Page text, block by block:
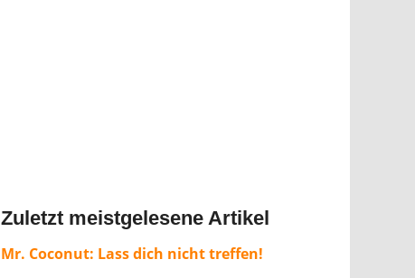
Zuletzt meistgelesene Artikel
Mr. Coconut: Lass dich nicht treffen!